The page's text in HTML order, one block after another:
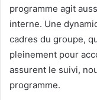
programme agit
interne. Une
cadres du groupe,
pleinement pour
assurent le suivi,
programme.